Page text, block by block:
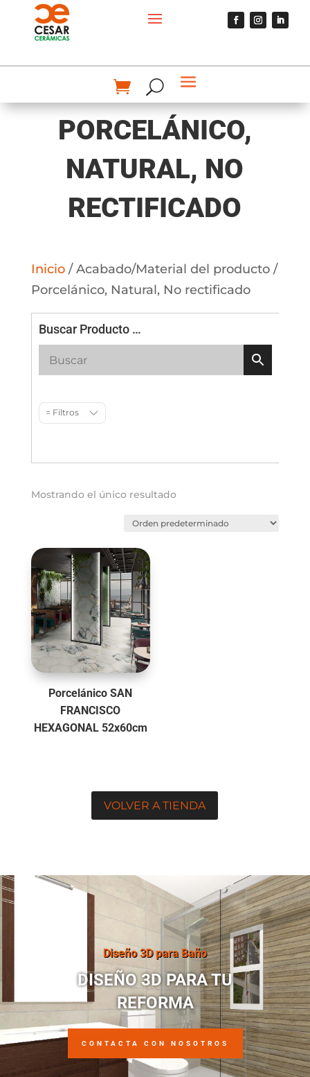
PORCELÁNICO,
NATURAL, NO
RECTIFICADO
Inicio/ Acabado/Material del producto /
Porcelánico, Natural, No rectificado
Buscar Producto …
= Filtros
Mostrando el único resultado
Porcelánico SAN
FRANCISCO
HEXAGONAL 52x60cm
VOLVER A TIENDA
Diseño 3D para Baño
DISEÑO 3D PARA TU
REFORMA
CONTACTA CON NOSOTROS